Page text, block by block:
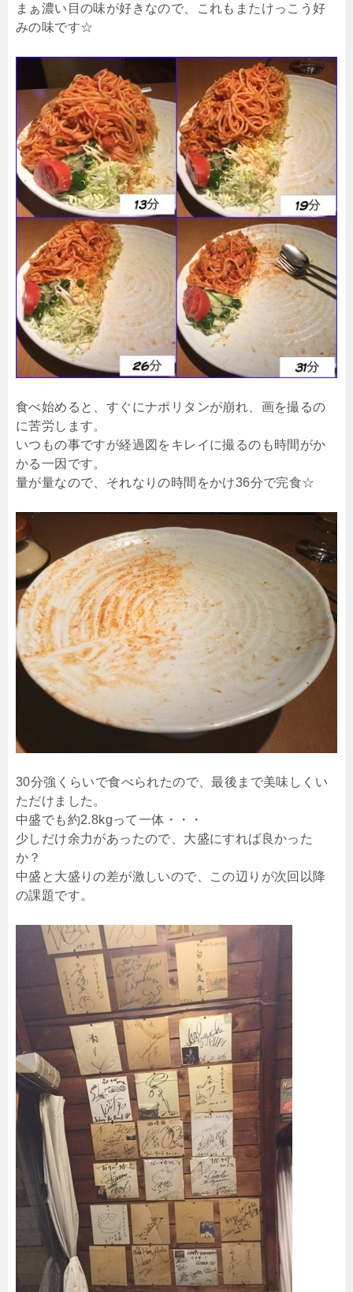
まぁ濃い目の味が好きなので、これもまたけっこう好
みの味です☆
食べ始めると、すぐにナポリタンが崩れ、画を撮るの
に苦労します。
いつもの事ですが経過図をキレイに撮るのも時間がか
かる一因です。
量が量なので、それなりの時間をかけ36分で完食☆
30分強くらいで食べられたので、最後まで美味しくい
ただけました。
中盛でも約2.8kgって一体・・・
少しだけ余力があったので、大盛にすれば良かった
か？
中盛と大盛りの差が激しいので、この辺りが次回以降
の課題です。